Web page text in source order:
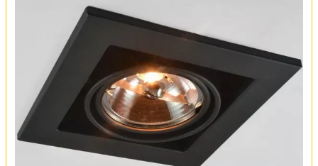
Вся коллекция
Оплата и доставка
Обмен и возврат
Установка
FAQ